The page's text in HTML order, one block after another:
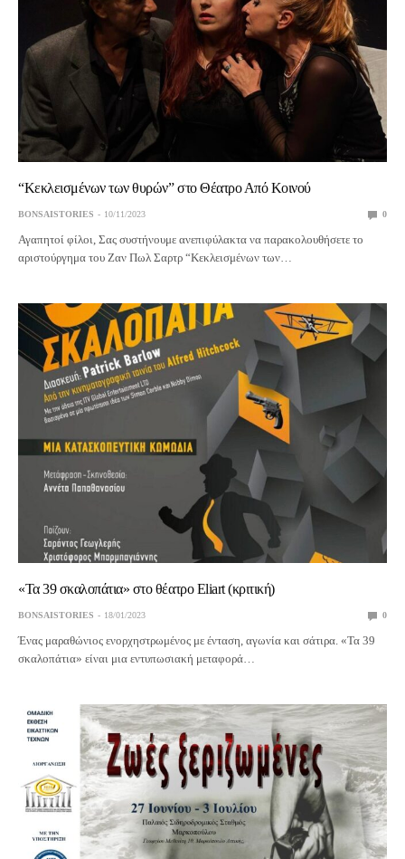
“Κεκλεισμένων των θυρών” στο Θέατρο Από Κοινού
BONSAISTORIES 10/11/2023 0
Αγαπητοί φίλοι, Σας συστήνουμε ανεπιφύλακτα να παρακολουθήσετε το
αριστούργημα του Ζαν Πωλ Σαρτρ “Κεκλεισμένων των…
«Τα 39 σκαλοπάτια» στο θέατρο Eliart (κριτική)
BONSAISTORIES 18/01/2023 0
Ένας μαραθώνιος ενορχηστρωμένος με ένταση, αγωνία και σάτιρα. «Τα 39
σκαλοπάτια» είναι μια εντυπωσιακή μεταφορά…